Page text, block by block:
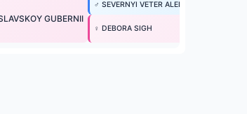
GUBERNII
♂ SEVERNYI VETER ALEN BLACK
♀ DEBORA SIGH